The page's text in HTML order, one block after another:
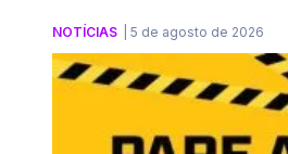
NOTÍCIAS 5 de agosto de 2026